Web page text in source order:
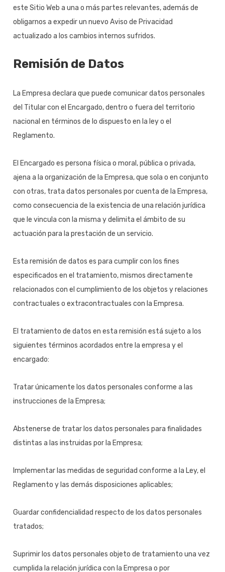
este Sitio Web a una o más partes relevantes, además de
obligarnos a expedir un nuevo Aviso de Privacidad
actualizado a los cambios internos sufridos.
Remisión de Datos
La Empresa declara que puede comunicar datos personales
del Titular con el Encargado, dentro o fuera del territorio
nacional en términos de lo dispuesto en la ley o el
Reglamento.
El Encargado es persona física o moral, pública o privada,
ajena a la organización de la Empresa, que sola o en conjunto
con otras, trata datos personales por cuenta de la Empresa,
como consecuencia de la existencia de una relación jurídica
que le vincula con la misma y delimita el ámbito de su
actuación para la prestación de un servicio.
Esta remisión de datos es para cumplir con los fines
especificados en el tratamiento, mismos directamente
relacionados con el cumplimiento de los objetos y relaciones
contractuales o extracontractuales con la Empresa.
El tratamiento de datos en esta remisión está sujeto a los
siguientes términos acordados entre la empresa y el
encargado:
Tratar únicamente los datos personales conforme a las
instrucciones de la Empresa;
Abstenerse de tratar los datos personales para finalidades
distintas a las instruidas por la Empresa;
Implementar las medidas de seguridad conforme a la Ley, el
Reglamento y las demás disposiciones aplicables;
Guardar confidencialidad respecto de los datos personales
tratados;
Suprimir los datos personales objeto de tratamiento una vez
cumplida la relación jurídica con la Empresa o por